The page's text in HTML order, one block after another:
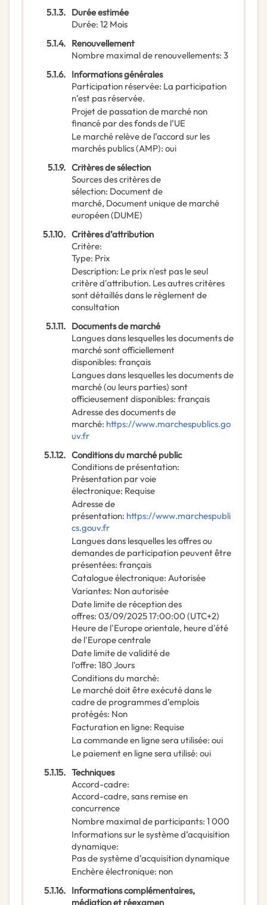
5.1.3. Durée estimée
Durée: 12 Mois
5.1.4. Renouvellement
Nombre maximal de renouvellements: 3
5.1.6. Informations générales
Participation réservée: La participation
n’est pas réservée.
Projet de passation de marché non
financé par des fonds de l’UE
Le marché relève de l’accord sur les
marchés publics (AMP): oui
5.1.9. Critères de sélection
Sources des critères de
sélection: Document de
marché, Document unique de marché
européen (DUME)
5.1.10. Critères d’attribution
Critère:
Type: Prix
Description: Le prix n'est pas le seul
critère d'attribution. Les autres critères
sont détaillés dans le règlement de
consultation
5.1.11. Documents de marché
Langues dans lesquelles les documents de
marché sont officiellement
disponibles: français
Langues dans lesquelles les documents de
marché (ou leurs parties) sont
officieusement disponibles: français
Adresse des documents de
marché: https://www.marchespublics.go
uv.fr
5.1.12. Conditions du marché public
Conditions de présentation:
Présentation par voie
électronique: Requise
Adresse de
présentation: https://www.marchespubli
cs.gouv.fr
Langues dans lesquelles les offres ou
demandes de participation peuvent être
présentées: français
Catalogue électronique: Autorisée
Variantes: Non autorisée
Date limite de réception des
offres: 03/09/202517:00:00 (UTC+2)
Heure de l'Europe orientale, heure d'été
de l'Europe centrale
Date limite de validité de
l’offre: 180 Jours
Conditions du marché:
Le marché doit être exécuté dans le
cadre de programmes d’emplois
protégés: Non
Facturation en ligne: Requise
La commande en ligne sera utilisée: oui
Le paiement en ligne sera utilisé: oui
5.1.15. Techniques
Accord-cadre:
Accord-cadre, sans remise en
concurrence
Nombre maximal de participants: 1 000
Informations sur le système d’acquisition
dynamique:
Pas de système d’acquisition dynamique
Enchère électronique: non
5.1.16. Informations complémentaires,
médiation et réexamen